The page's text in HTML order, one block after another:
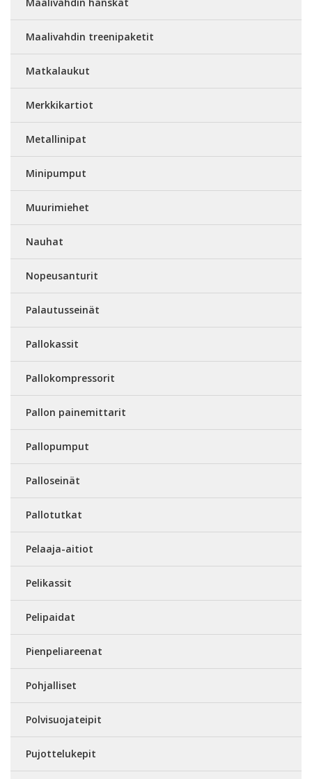
Maalivahdin hanskat
Maalivahdin treenipaketit
Matkalaukut
Merkkikartiot
Metallinipat
Minipumput
Muurimiehet
Nauhat
Nopeusanturit
Palautusseinät
Pallokassit
Pallokompressorit
Pallon painemittarit
Pallopumput
Palloseinät
Pallotutkat
Pelaaja-aitiot
Pelikassit
Pelipaidat
Pienpeliareenat
Pohjalliset
Polvisuojateipit
Pujottelukepit